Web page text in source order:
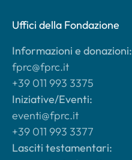
Uffici della Fondazione
Informazioni e donazioni:
fprc@fprc.it
+39 011 993 3375
Iniziative/Eventi:
eventi@fprc.it
+39 011 993 3377
Lasciti testamentari: